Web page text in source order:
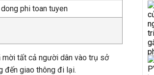
mời tất cả người dân vào trụ sở
đến giao thông đi lại.